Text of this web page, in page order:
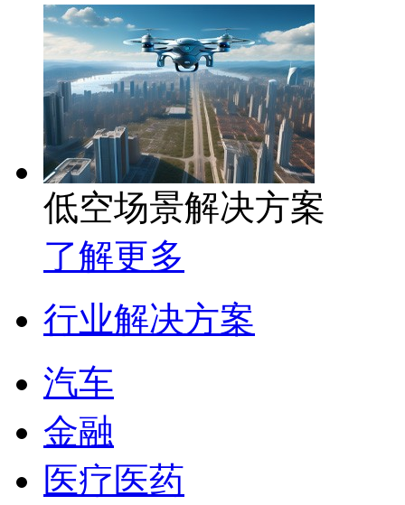
低空场景解决方案
了解更多
行业解决方案
汽车
金融
医疗医药